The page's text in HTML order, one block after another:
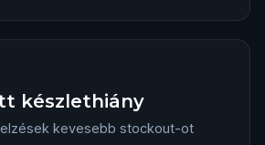
készlethiány
kevesebb stockout-ot